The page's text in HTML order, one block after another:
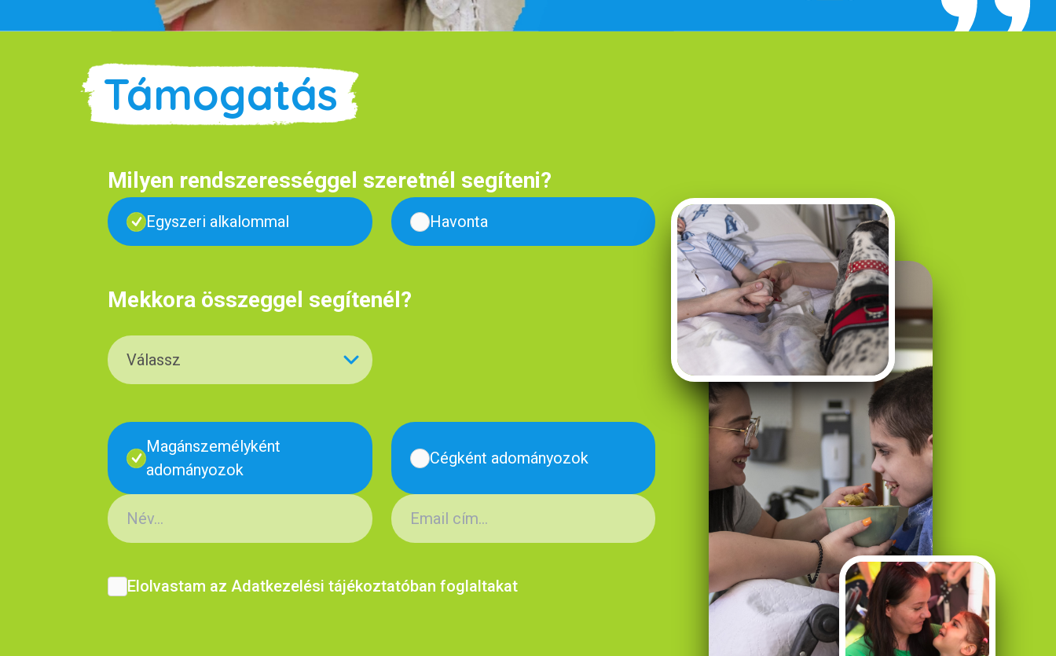
Támogatás
Milyen rendszerességgel szeretnél segíteni?
Egyszeri alkalommal Havonta
Mekkora összeggel segítenél?
Válassz
Magánszemélyként
adományozok
Cégként adományozok
Elolvastam az Adatkezelési tájékoztatóban foglaltakat